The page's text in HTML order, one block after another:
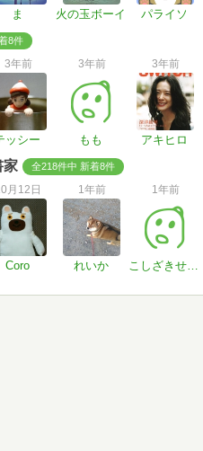
ま 火の玉ボーイ パライソ
8件
3年前
ッシー
3年前
もも
3年前
アキヒロ
家 全218件中 新着8件
月12日
Coro
1年前
れいか
1年前
こしざきせいや